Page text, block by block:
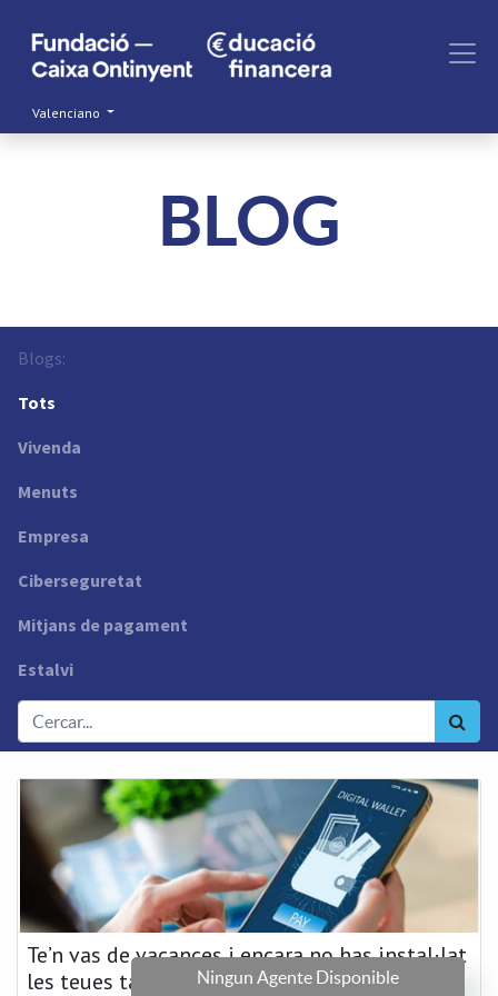
Valenciano
BLOG
Blogs:
Tots
Vivenda
Menuts
Empresa
Ciberseguretat
Mitjans de pagament
Estalvi
Te’n vas de vacances i encara no has instal·lat
les teues targetes al wallet?Ningun Agente Disponible